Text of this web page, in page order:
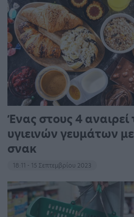
Ένας στους 4
υγιεινών γευμάτων
σνακ
18:11 - 15 Σεπτεμβρίου 2023